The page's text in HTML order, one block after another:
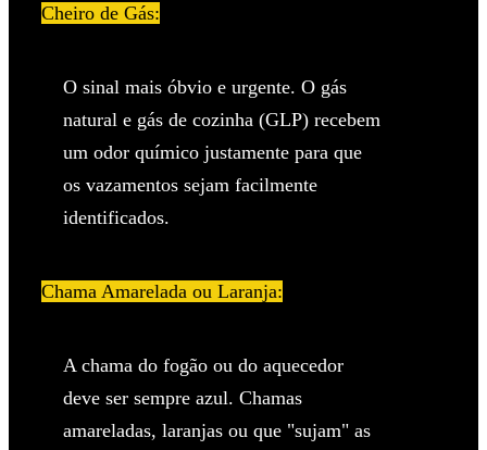
Cheiro de Gás:
O sinal mais óbvio e urgente. O gás
natural e gás de cozinha (GLP) recebem
um odor químico justamente para que
os vazamentos sejam facilmente
identificados.
Chama Amarelada ou Laranja:
A chama do fogão ou do aquecedor
deve ser sempre azul. Chamas
amareladas, laranjas ou que "sujam" as